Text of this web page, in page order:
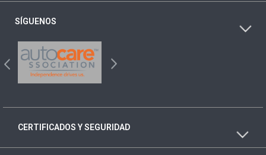
SÍGUENOS
CERTIFICADOS Y SEGURIDAD